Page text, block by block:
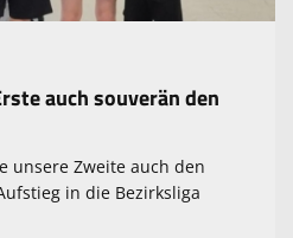
auch souverän den
unsere Zweite auch den
in die Bezirksliga